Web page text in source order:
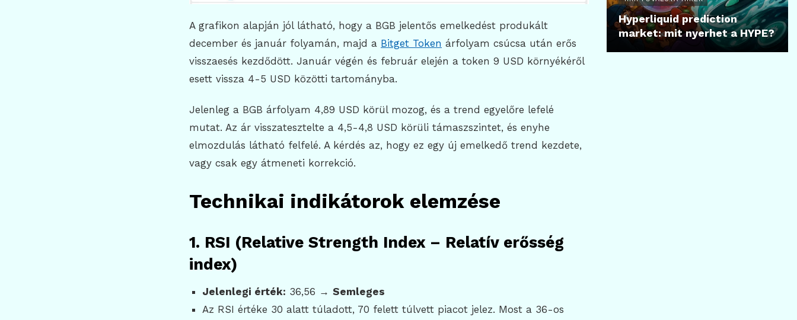
A grafikon alapján jól látható, hogy a BGB jelentős emelkedést produkált
december és január folyamán, majd a Bitget Token árfolyam csúcsa után erős
visszaesés kezdődött. Január végén és február elején a token 9 USD környékéről
esett vissza 4-5 USD közötti tartományba.
Jelenleg a BGB árfolyam 4,89 USD körül mozog, és a trend egyelőre lefelé
mutat. Az ár visszatesztelte a 4,5-4,8 USD körüli támaszszintet, és enyhe
elmozdulás látható felfelé. A kérdés az, hogy ez egy új emelkedő trend kezdete,
vagy csak egy átmeneti korrekció.
Technikai indikátorok elemzése
1. RSI (Relative Strength Index – Relatív erősség
index)
Jelenlegi érték: 36,56 →Semleges
Az RSI értéke 30 alatt túladott, 70 felett túlvett piacot jelez. Most a 36-os
Hyperliquid prediction
market: mit nyerhet a HYPE?